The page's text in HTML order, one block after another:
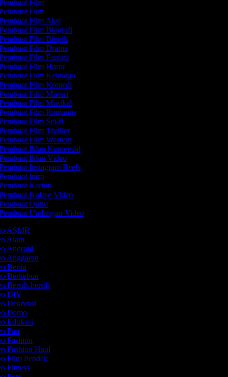
Film
Film
Film Aksi
Film Biografi
Film Biopik
Film Drama
Film Fantasi
Film Horor
Film Keluarga
Film Komedi
Film Misteri
Film Musikal
Film Romantis
Film Sci-fi
Film Thriller
Film Western
Iklan Komersial
Iklan Video
Instagram Reels
Intro
Kartun
Kolase Video
Outro
Undangan Video
ASMR
Alam
Android
Anggaran
Berita
Berkebun
Bersih-bersih
DIY
Dekorasi
Demo
Edukasi
Fan
Fashion
Fashion Haul
Film Pendek
Fitness